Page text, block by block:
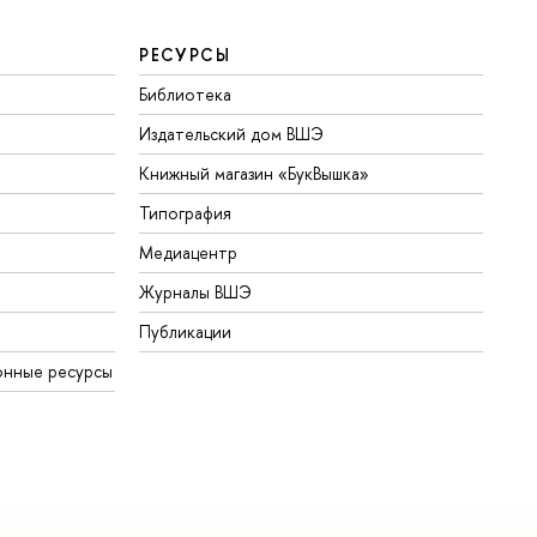
ресурсы
РЕСУРСЫ
Библиотека
Издательский дом ВШЭ
Книжный магазин «БукВышка»
Типография
Медиацентр
Журналы ВШЭ
Публикации